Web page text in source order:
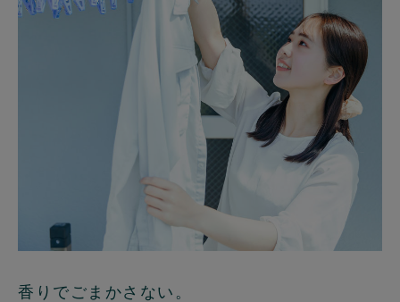
香りでごまかさない。